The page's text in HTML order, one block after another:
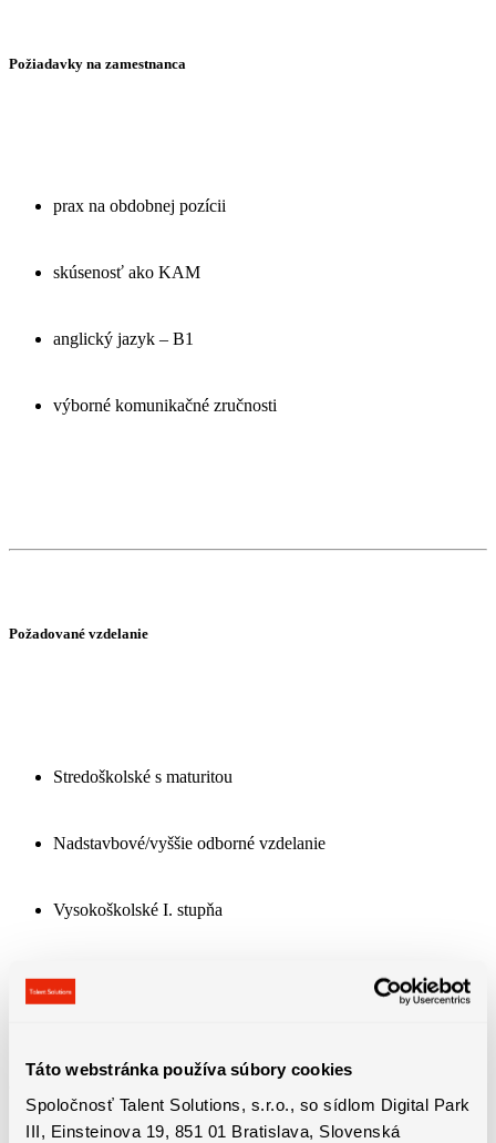
Táto webstránka používa súbory cookies
Spoločnosť Talent Solutions, s.r.o., so sídlom Digital Park
III, Einsteinova 19, 851 01 Bratislava, Slovenská
Požiadavky na zamestnanca
prax na obdobnej pozícii
skúsenosť ako KAM
anglický jazyk – B1
výborné komunikačné zručnosti
Požadované vzdelanie
Stredoškolské s maturitou
Nadstavbové/vyššie odborné vzdelanie
Vysokoškolské I. stupňa
Vysokoškolské II. stupňa